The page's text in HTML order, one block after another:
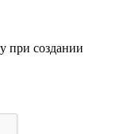
при создании